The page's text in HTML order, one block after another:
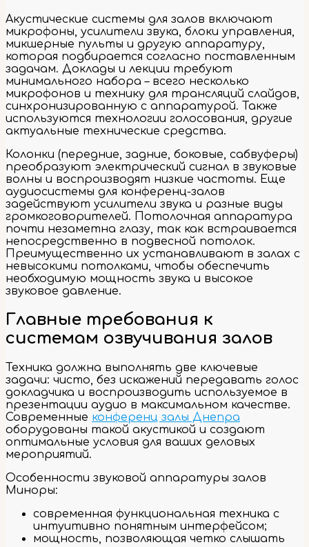
Акустические системы для залов включают
микрофоны, усилители звука, блоки управления,
микшерные пульты и другую аппаратуру,
которая подбирается согласно поставленным
задачам. Доклады и лекции требуют
минимального набора – всего несколько
микрофонов и технику для трансляций слайдов,
синхронизированную с аппаратурой. Также
используются технологии голосования, другие
актуальные технические средства.
Колонки (передние, задние, боковые, сабвуферы)
преобразуют электрический сигнал в звуковые
волны и воспроизводят низкие частоты. Еще
аудиосистемы для конференц-залов
задействуют усилители звука и разные виды
громкоговорителей. Потолочная аппаратура
почти незаметна глазу, так как встраивается
непосредственно в подвесной потолок.
Преимущественно их устанавливают в залах с
невысокими потолками, чтобы обеспечить
необходимую мощность звука и высокое
звуковое давление.
Главные требования к
системам озвучивания залов
Техника должна выполнять две ключевые
задачи: чисто, без искажений передавать голос
докладчика и воспроизводить используемое в
презентации аудио в максимальном качестве.
Современные конференц залы Днепра
оборудованы такой акустикой и создают
оптимальные условия для ваших деловых
мероприятий.
Особенности звуковой аппаратуры залов
Миноры:
современная функциональная техника с
интуитивно понятным интерфейсом;
мощность, позволяющая четко слышать